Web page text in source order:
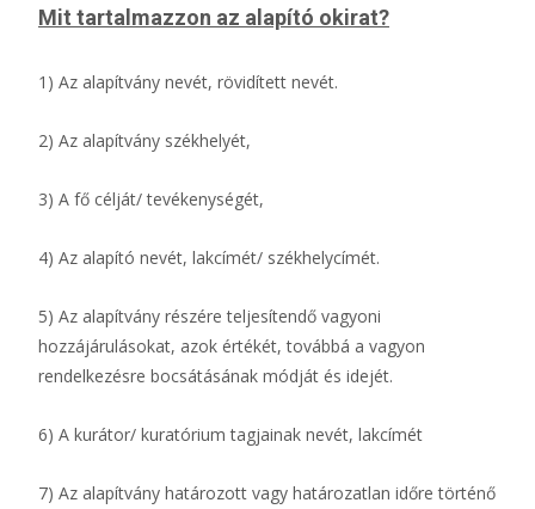
Mit tartalmazzon az alapító okirat?
1) Az alapítvány nevét, rövidített nevét.
2) Az alapítvány székhelyét,
3) A fő célját/ tevékenységét,
4) Az alapító nevét, lakcímét/ székhelycímét.
5) Az alapítvány részére teljesítendő vagyoni
hozzájárulásokat, azok értékét, továbbá a vagyon
rendelkezésre bocsátásának módját és idejét.
6) A kurátor/ kuratórium tagjainak nevét, lakcímét
7) Az alapítvány határozott vagy határozatlan időre történő